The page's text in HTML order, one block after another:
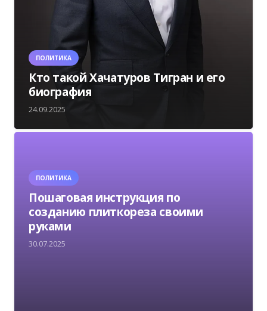
ПОЛИТИКА
Кто такой Хачатуров Тигран и его
биография
24.09.2025
ПОЛИТИКА
Пошаговая инструкция по
созданию плиткореза своими
руками
30.07.2025